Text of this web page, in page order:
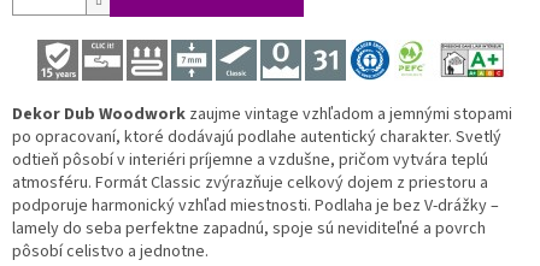
Dekor Dub Woodwork zaujme vintage vzhľadom a jemnými stopami
po opracovaní, ktoré dodávajú podlahe autentický charakter. Svetlý
odtieň pôsobí v interiéri príjemne a vzdušne, pričom vytvára teplú
atmosféru. Formát Classic zvýrazňuje celkový dojem z priestoru a
podporuje harmonický vzhľad miestnosti. Podlaha je bez V-drážky –
lamely do seba perfektne zapadnú, spoje sú neviditeľné a povrch
pôsobí celistvo a jednotne.